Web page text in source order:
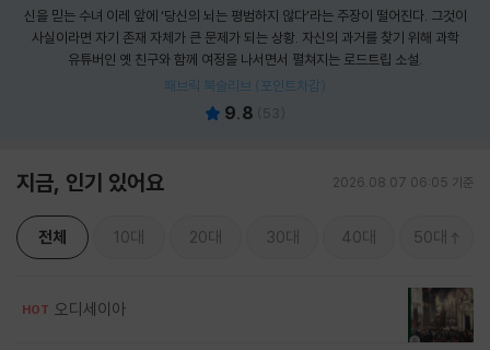
신을 믿는 수녀 이레 앞에 ‘당신의 뇌는 평범하지 않다’라는 주장이 떨어진다. 그것이
사실이라면 자기 존재 자체가 큰 문제가 되는 상황. 자신의 과거를 찾기 위해 과학
유튜버인 옛 친구와 함께 여정을 나서면서 펼쳐지는 로드트립 소설.
패브릭 북슬리브 (포인트차감)
9.8 (53)
지금, 인기 있어요 2026.08.07 06:05 기준
전체 10대 20대 30대 40대 50대
HOT 오디세이아